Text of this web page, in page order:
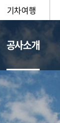
기차여행
공사소개
현황